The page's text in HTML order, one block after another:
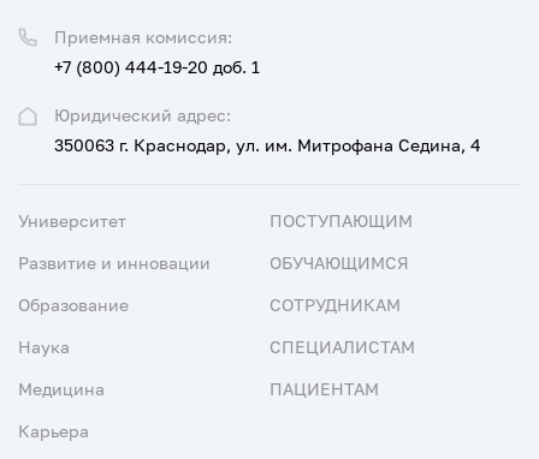
Юридический адрес:
350063 г. Краснодар, ул. им. Митрофана Седина, 4
Приемная комиссия:
+7 (800) 444-19-20 доб. 1
Университет
Развитие и инновации
Образование
Наука
Медицина
Карьера
ПОСТУПАЮЩИМ
ОБУЧАЮЩИМСЯ
СОТРУДНИКАМ
СПЕЦИАЛИСТАМ
ПАЦИЕНТАМ